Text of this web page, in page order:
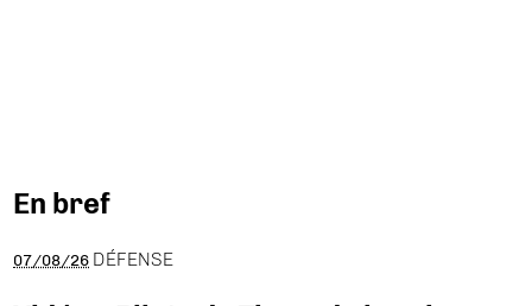
En bref
07/08/26 DÉFENSE